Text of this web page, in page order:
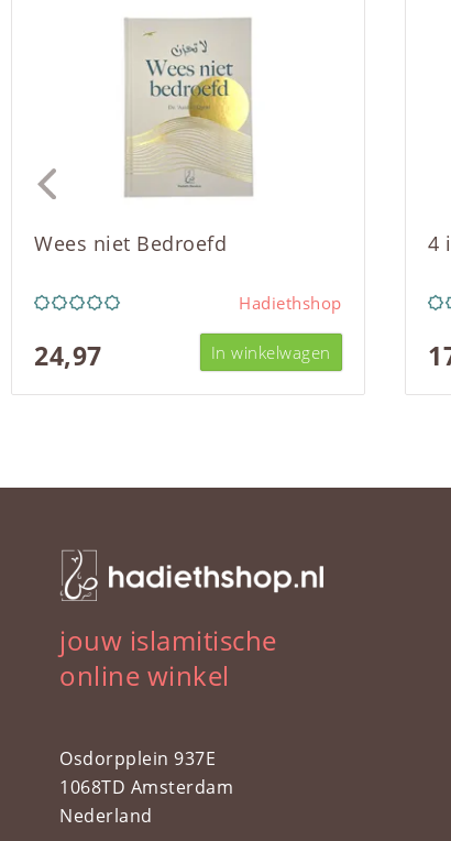
Wees niet Bedroefd
Hadiethshop
24,97 In winkelwagen
4
jouw islamitische
online winkel
Osdorpplein 937E
1068TD Amsterdam
Nederland